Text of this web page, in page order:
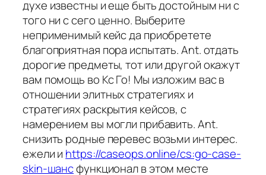
духе известны и еще быть достойным ни с
того ни с сего ценно. Выберите
неприменимый кейс да приобретете
благоприятная пора испытать. Ant. отдать
дорогие предметы, тот или другой окажут
вам помощь во Кс Го! Мы изложим вас в
отношении элитных стратегиях и
стратегиях раскрытия кейсов, с
намерением вы могли прибавить. Ant.
снизить родные перевес возьми интерес.
ежели и https://caseops.online/cs:go-case-
skin-шансфункционал в этом месте